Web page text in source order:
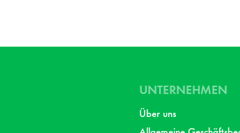
UNTERNEHMEN
Über uns